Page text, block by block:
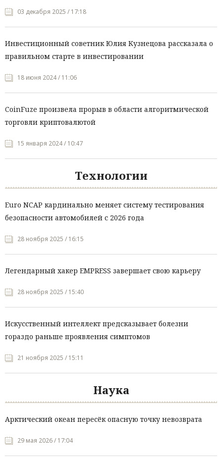
03 декабря 2025 / 17:18
Инвестиционный советник Юлия Кузнецова рассказала о
правильном старте в инвестировании
18 июня 2024 / 11:06
CoinFuze произвела прорыв в области алгоритмической
торговли криптовалютой
15 января 2024 / 10:47
Технологии
Euro NCAP кардинально меняет систему тестирования
безопасности автомобилей с 2026 года
28 ноября 2025 / 16:15
Легендарный хакер EMPRESS завершает свою карьеру
28 ноября 2025 / 15:40
Искусственный интеллект предсказывает болезни
гораздо раньше проявления симптомов
21 ноября 2025 / 15:11
Наука
Арктический океан пересёк опасную точку невозврата
29 мая 2026 / 17:04